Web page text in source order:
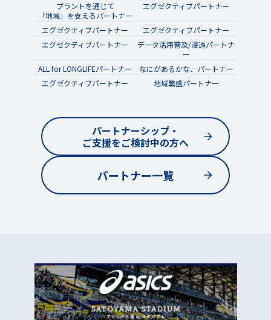
プラントを通じて
「地域」を支えるパートナー
エグゼクティブパートナー
エグゼクティブパートナー
エグゼクティブパートナー
エグゼクティブパートナー
データ活用普及/浸透パートナ
ー
ALL for LONGLIFEパートナー
なにがあるかな、パートナー
エグゼクティブパートナー
地域繁盛パートナー
パートナーシップ・
ご支援をご検討中の方へ
パートナー一覧